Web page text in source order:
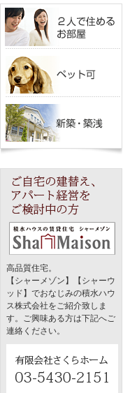
高品質住宅。
【シャーメゾン】【シャーウ
ッド】でおなじみの積水ハウ
ス株式会社をご紹介致しま
す。ご興味ある方は下記へご
連絡ください。